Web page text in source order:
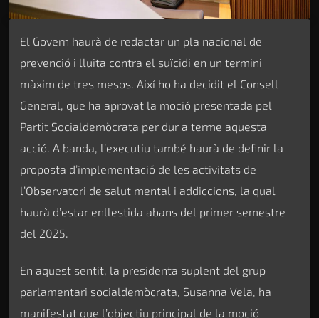
El Govern haurà de redactar un pla nacional de
prevenció i lluita contra el suïcidi en un termini
màxim de tres mesos. Així ho ha decidit el Consell
General, que ha aprovat la moció presentada pel
Partit Socialdemòcrata per dur a terme aquesta
acció. A banda, l’executiu també haurà de definir la
proposta d’implementació de les activitats de
l’Observatori de salut mental i addiccions, la qual
haurà d’estar enllestida abans del primer semestre
del 2025.
En aquest sentit, la presidenta suplent del grup
parlamentari socialdemòcrata, Susanna Vela, ha
manifestat que l’objectiu principal de la moció